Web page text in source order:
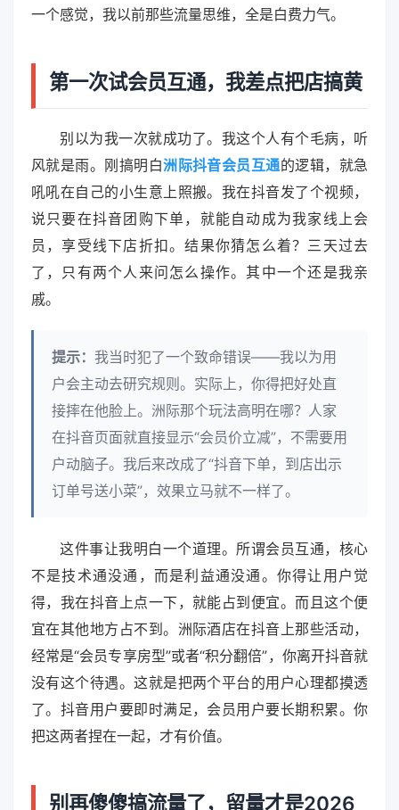
一个感觉，我以前那些流量思维，全是白费力气。
第一次试会员互通，我差点把店搞黄
别以为我一次就成功了。我这个人有个毛病，听
风就是雨。刚搞明白洲际抖音会员互通的逻辑，就急
吼吼在自己的小生意上照搬。我在抖音发了个视频，
说只要在抖音团购下单，就能自动成为我家线上会
员，享受线下店折扣。结果你猜怎么着？三天过去
了，只有两个人来问怎么操作。其中一个还是我亲
戚。
提示： 我当时犯了一个致命错误——我以为用
户会主动去研究规则。实际上，你得把好处直
接摔在他脸上。洲际那个玩法高明在哪？人家
在抖音页面就直接显示“会员价立减”，不需要用
户动脑子。我后来改成了“抖音下单，到店出示
订单号送小菜”，效果立马就不一样了。
这件事让我明白一个道理。所谓会员互通，核心
不是技术通没通，而是利益通没通。你得让用户觉
得，我在抖音上点一下，就能占到便宜。而且这个便
宜在其他地方占不到。洲际酒店在抖音上那些活动，
经常是“会员专享房型”或者“积分翻倍”，你离开抖音就
没有这个待遇。这就是把两个平台的用户心理都摸透
了。抖音用户要即时满足，会员用户要长期积累。你
把这两者捏在一起，才有价值。
别再傻傻搞流量了，留量才是2026